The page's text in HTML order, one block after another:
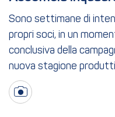
Sono settimane di
propri soci, in un
conclusiva della
nuova stagione